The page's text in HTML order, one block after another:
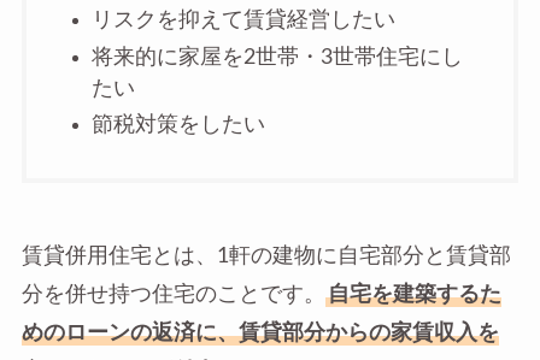
リスクを抑えて賃貸経営したい
将来的に家屋を2世帯・3世帯住宅にし
たい
節税対策をしたい
賃貸併用住宅とは、1軒の建物に自宅部分と賃貸部
分を併せ持つ住宅のことです。
自宅を建築するた
めのローンの返済に、賃貸部分からの家賃収入を